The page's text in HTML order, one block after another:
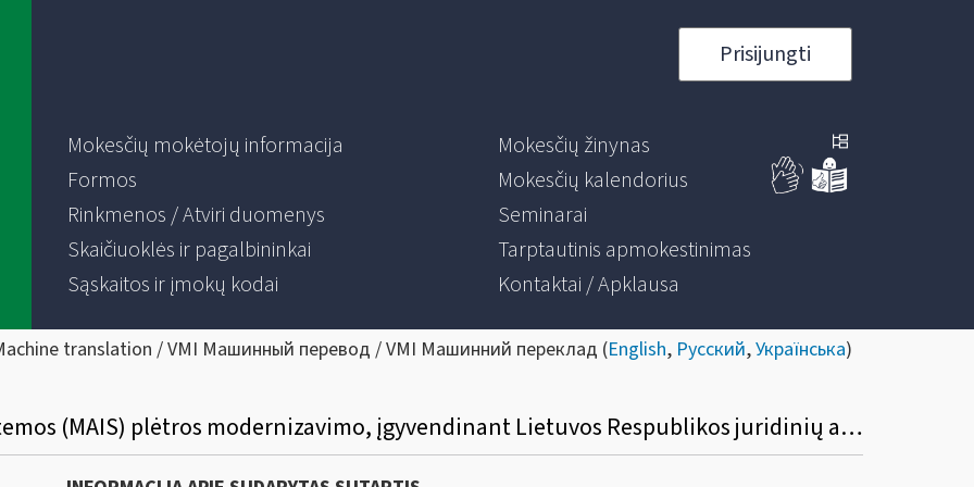
Prisijungti
Mokesčių mokėtojų informacija
Formos
Rinkmenos / Atviri duomenys
Skaičiuoklės ir pagalbininkai
Sąskaitos ir įmokų kodai
Mokesčių žinynas
Mokesčių kalendorius
Seminarai
Tarptautinis apmokestinimas
Kontaktai / Apklausa
translation / VMI Машинный перевод / VMI Машинний переклад (English, Русский,Українська)
Mokesčių apskaitos informacinės sistemos (MAIS) plėtros modernizavimo, įgyvendinant Lietuvos Respublikos juridinių asmenų nemokumo įstatymo nuostatas, paslaugų viešais pirkimas